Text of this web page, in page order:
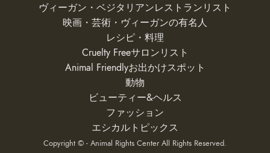
ヴィーガン・ベジタリアンレストランリスト
映画・芸術・ヴィーガンの有名人
レシピ・料理
Cruelty Freeサロンリスト
Animal Friendlyお出かけスポット
動物
ビューティー&ヘルス
ファッション
エシカルトピックス
Copyright © - Animal Rights Center All Rights Reserved.